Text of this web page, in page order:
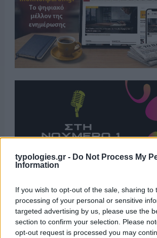
typologies.gr - Do Not Process My
Information
If you wish to opt-out of the sale, sharing to
processing of your personal or sensitive
targeted advertising by us, please use the
section to confirm your selection. Please
opt-out request is processed you may
Η ΣΤΗΛΗ ΜΑΣ